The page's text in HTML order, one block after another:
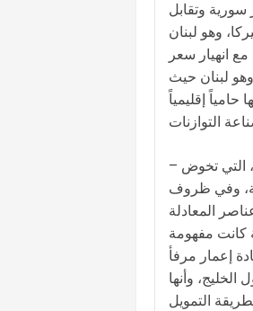
وتقابل
وهو لبنان
انهيار سعر
لبنان حيث
إقليمياً
– تركيا الدولة الإقليمية الكبرى، باقتصادها وعدد سكانها وجيشها، القلقة على حبال التوازنات الدولية، التي تخوض
وفي ظروف
المعادلة
كانت مفهومة
إعمار مرفأ
وأنها
التمويل